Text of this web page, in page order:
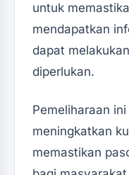
untuk
mendapatkan
dapat
diperlukan.‎‎
Pemeliharaan
meningkatkan
memastikan